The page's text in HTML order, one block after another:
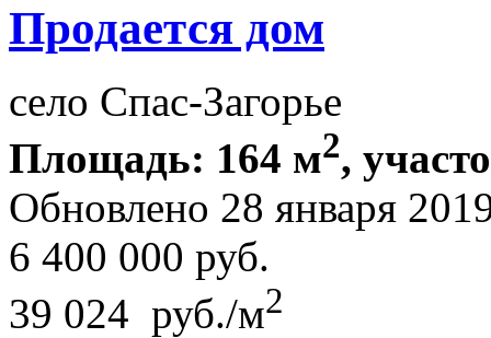
Продается дом
село Спас-Загорье
Площадь: 164 м2,
Обновлено 28 января
6 400 000 руб.
39 024 руб./м2